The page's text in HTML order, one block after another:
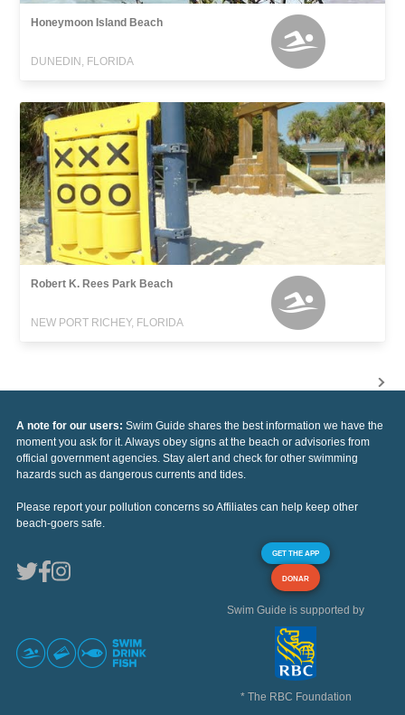
Honeymoon Island Beach
DUNEDIN, FLORIDA
Robert K. Rees Park Beach
NEW PORT RICHEY, FLORIDA
A note for our users: Swim Guide shares the best information we have the
moment you ask for it. Always obey signs at the beach or advisories from
official government agencies. Stay alert and check for other swimming
hazards such as dangerous currents and tides.
Please report your pollution concerns so Affiliates can help keep other
beach-goers safe.
GET THE APP
DONAR
Swim Guide is supported by
* The RBC Foundation